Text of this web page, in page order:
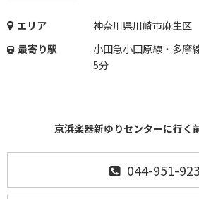
エリア
神奈川県川崎市麻生区
最寄り駅
小田急小田原線・多摩
5分
京浜楽器新ゆりセンターに行く
044-951-